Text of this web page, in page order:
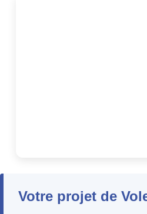
Votre projet de